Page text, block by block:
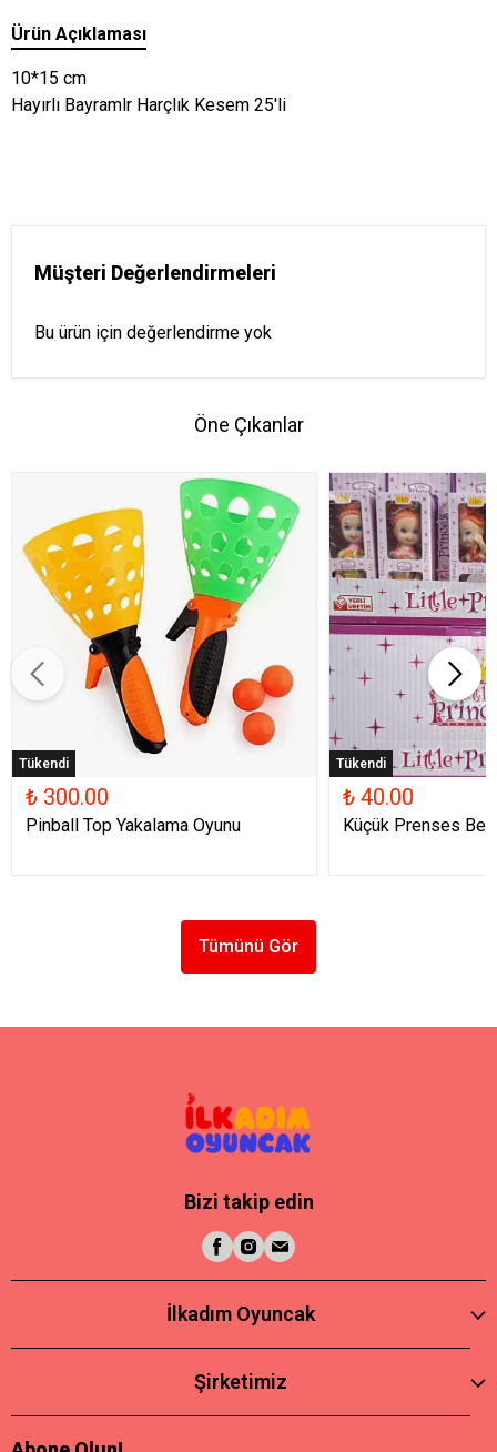
Ürün Açıklaması
10*15 cm
Hayırlı Bayramlr Harçlık Kesem 25'li
Müşteri Değerlendirmeleri
Bu ürün için değerlendirme yok
Öne Çıkanlar
Tükendi
₺ 300.00
Pinball Top Yakalama Oyunu
Tükendi
₺ 40.00
Küçük Prenses
Tümünü Gör
Bizi takip edin
İlkadım Oyuncak
Şirketimiz